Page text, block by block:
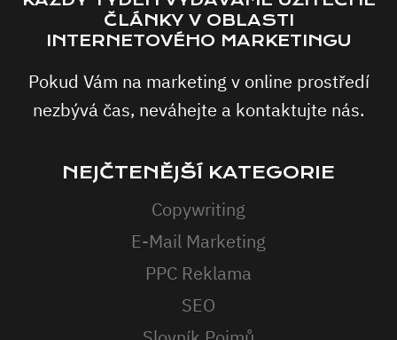
ČLÁNKY V OBLASTI
INTERNETOVÉHO MARKETINGU
Pokud Vám na marketing v online prostředí
nezbývá čas, neváhejte a kontaktujte nás.
NEJČTENĚJŠÍ KATEGORIE
Copywriting
E-Mail Marketing
PPC Reklama
SEO